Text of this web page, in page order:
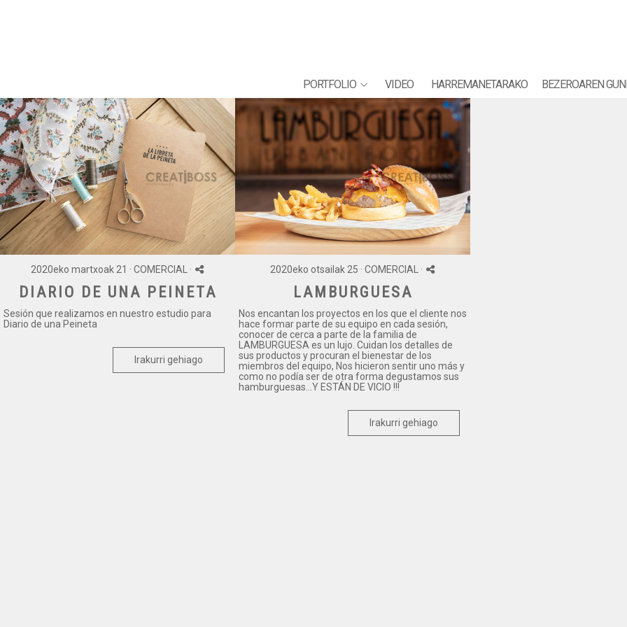
PORTFOLIO VIDEO HARREMANETARAKO BEZEROAREN
2020eko martxoak 21 · COMERCIAL ·
DIARIO DE UNA PEINETA
Sesión que realizamos en nuestro estudio para
Diario de una Peineta
Irakurri gehiago
2020eko otsailak 25 · COMERCIAL ·
LAMBURGUESA
Nos encantan los proyectos en los que el cliente nos
hace formar parte de su equipo en cada sesión,
conocer de cerca a parte de la familia de
LAMBURGUESA es un lujo. Cuidan los detalles de
sus productos y procuran el bienestar de los
miembros del equipo, Nos hicieron sentir uno más y
como no podía ser de otra forma degustamos sus
hamburguesas...Y ESTÁN DE VICIO !!!
Irakurri gehiago